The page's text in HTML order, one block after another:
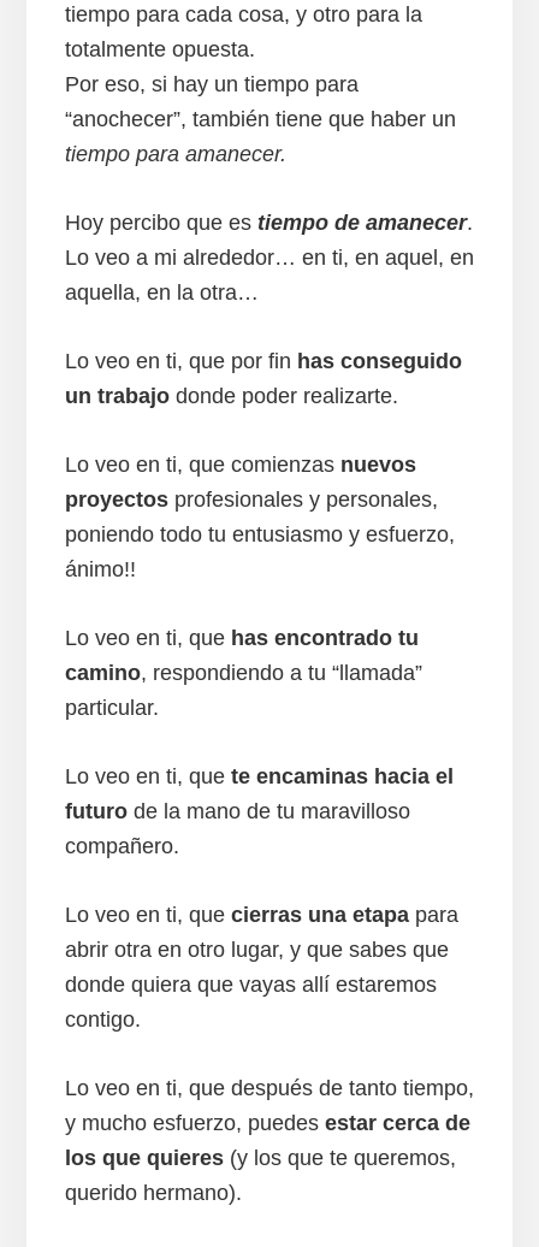
tiempo para cada cosa, y otro para la
totalmente opuesta.
Por eso, si hay un tiempo para
“anochecer”, también tiene que haber un
tiempo para amanecer.
Hoy percibo que es tiempo de amanecer.
Lo veo a mi alrededor… en ti, en aquel, en
aquella, en la otra…
Lo veo en ti, que por fin has conseguido
un trabajodonde poder realizarte.
Lo veo en ti, que comienzas nuevos
proyectosprofesionales y personales,
poniendo todo tu entusiasmo y esfuerzo,
ánimo!!
Lo veo en ti, que has encontrado tu
camino, respondiendo a tu “llamada”
particular.
Lo veo en ti, que te encaminas hacia el
futurode la mano de tu maravilloso
compañero.
Lo veo en ti, que cierras una etapapara
abrir otra en otro lugar, y que sabes que
donde quiera que vayas allí estaremos
contigo.
Lo veo en ti, que después de tanto tiempo,
y mucho esfuerzo, puedes estar cerca de
los que quieres(y los que te queremos,
querido hermano).